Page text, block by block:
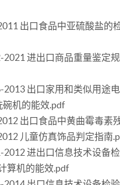
出口食品中亚硫酸盐的
2021 进出口商品重量鉴定
2013 出口家用和类似用途
碗机的能效.pdf
出口食品中黄曲霉毒素
儿童仿真饰品判定指南
2012 进出口信息技术设备
算机的能效.pdf